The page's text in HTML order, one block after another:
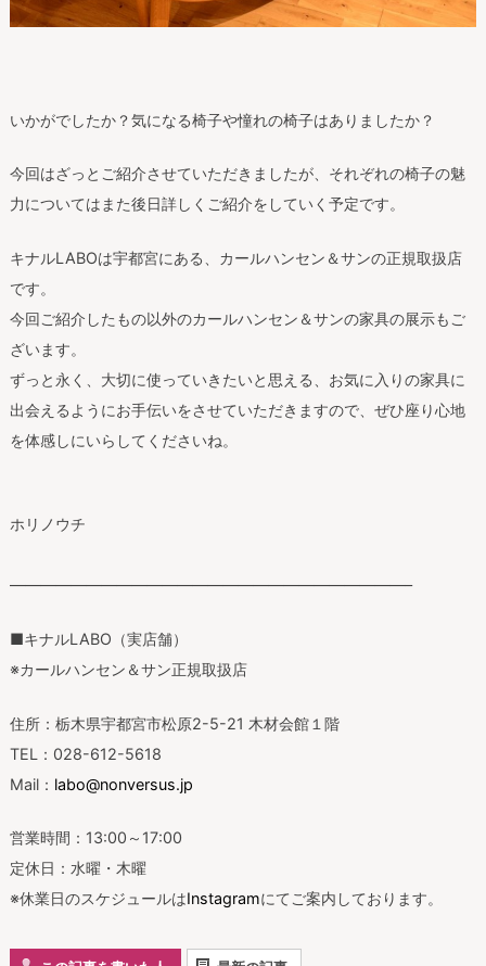
いかがでしたか？気になる椅子や憧れの椅子はありましたか？
今回はざっとご紹介させていただきましたが、それぞれの椅子の魅
力についてはまた後日詳しくご紹介をしていく予定です。
キナルLABOは宇都宮にある、カールハンセン＆サンの正規取扱店
です。
今回ご紹介したもの以外のカールハンセン＆サンの家具の展示もご
ざいます。
ずっと永く、大切に使っていきたいと思える、お気に入りの家具に
出会えるようにお手伝いをさせていただきますので、ぜひ座り心地
を体感しにいらしてくださいね。
ホリノウチ
——————————————————————————–
■キナルLABO（実店舗）
※カールハンセン＆サン正規取扱店
住所：栃木県宇都宮市松原2-5-21 木材会館１階
TEL：028-612-5618
Mail： labo@nonversus.jp
営業時間：13:00～17:00
定休日：水曜・木曜
※休業日のスケジュールはInstagramにてご案内しております。